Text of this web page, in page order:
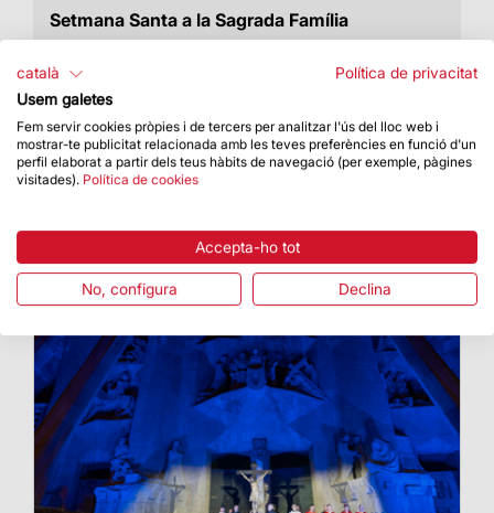
Setmana Santa a la Sagrada Família
Família va oferir diversos actes i celebracions
litúrgiques de Setmana Santa
català
Política de privacitat
Usem galetes
Fem servir cookies pròpies i de tercers per analitzar l'ús del lloc web i
mostrar-te publicitat relacionada amb les teves preferències en funció d'un
perfil elaborat a partir dels teus hàbits de navegació (per exemple, pàgines
visitades). Política de cookies
Accepta-ho tot
No, configura Declina